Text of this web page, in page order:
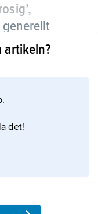
generellt
vilket
och
artikeln?
det!